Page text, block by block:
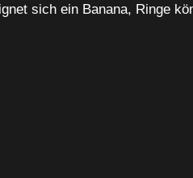
sich ein Banana, Ringe